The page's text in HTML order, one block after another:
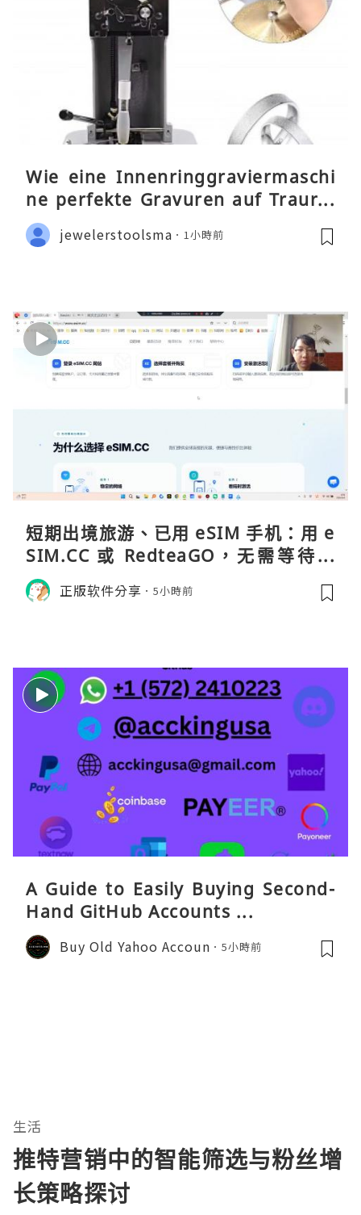
Wie eine Innenringgraviermaschi
ne perfekte Gravuren auf Traurin
gen ermöglicht
jewelerstoolsma 1小時前
短期出境旅游、已用 eSIM 手机：用 e
SIM.CC 或 RedteaGO，无需等待收
货。需要“当地号码 + 通话短信”（如
打车、外卖、客户联络）：优先 Redt
正版软件分享 5小時前
A Guide to Easily Buying Second-
Hand GitHub Accounts ...
Buy Old Yahoo Accoun 5小時前
生活
推特营销中的智能筛选与粉丝增
长策略探讨